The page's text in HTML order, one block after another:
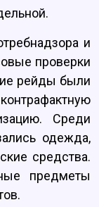
и
проверки
рейды были
Среди
одежда,
средства.
предметы